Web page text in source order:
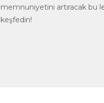
memnuniyetini artıracak bu
keşfedin!